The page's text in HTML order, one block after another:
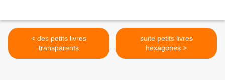
< des petits livres
transparents
suite petits livres
hexagones >